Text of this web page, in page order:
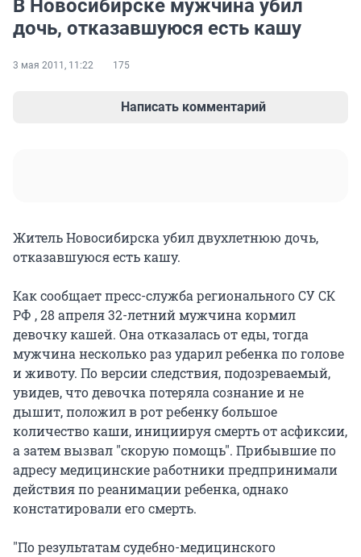
В Новосибирске мужчина убил
дочь, отказавшуюся есть кашу
3 мая 2011, 11:22 175
Написать комментарий
Житель Новосибирска убил двухлетнюю дочь,
отказавшуюся есть кашу.
Как сообщает пресс-служба регионального СУ СК
РФ , 28 апреля 32-летний мужчина кормил
девочку кашей. Она отказалась от еды, тогда
мужчина несколько раз ударил ребенка по голове
и животу. По версии следствия, подозреваемый,
увидев, что девочка потеряла сознание и не
дышит, положил в рот ребенку большое
количество каши, инициируя смерть от асфиксии,
а затем вызвал "скорую помощь". Прибывшие по
адресу медицинские работники предпринимали
действия по реанимации ребенка, однако
констатировали его смерть.
"По результатам судебно-медицинского